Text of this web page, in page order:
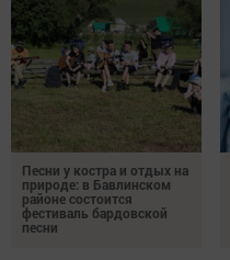
Песни у костра и отдых на
природе: в Бавлинском
районе состоится
фестиваль бардовской
песни